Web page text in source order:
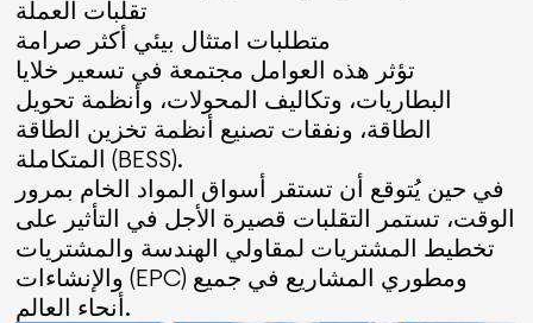
تقلبات العملة
متطلبات امتثال بيئي أكثر صرامة
تؤثر هذه العوامل مجتمعة في تسعير خلايا
البطاريات، وتكاليف المحولات، وأنظمة تحويل
الطاقة، ونفقات تصنيع أنظمة تخزين الطاقة
المتكاملة (BESS).
في حين يُتوقع أن تستقر أسواق المواد الخام بمرور
الوقت، تستمر التقلبات قصيرة الأجل في التأثير على
تخطيط المشتريات لمقاولي الهندسة والمشتريات
والإنشاءات (EPC) ومطوري المشاريع في جميع
أنحاء العالم.